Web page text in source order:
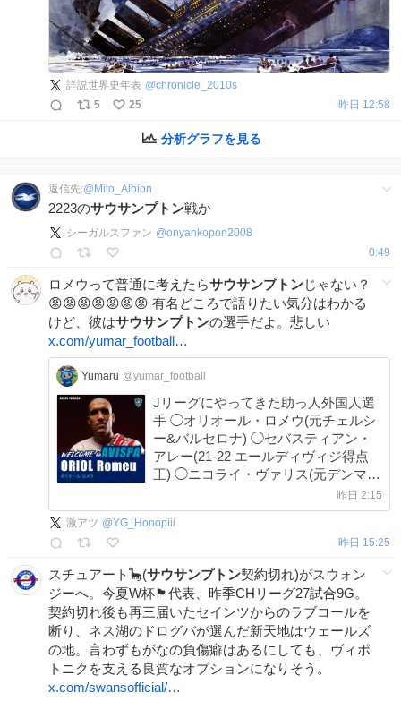
詳説世界史年表 @chronicle_2010s
5
25 昨日 12:58
分析グラフを見る
返信先:@ Mito_Albion
2223のサウサンプトン戦か
シーガルスファン @onyankopon2008
0:49
ロメウって普通に考えたらサウサンプトンじゃない？
😡😡😡😡😡😡😡 有名どころで語りたい気分はわかる
けど、彼はサウサンプトンの選手だよ。悲しい
x.com/yumar_football…
Yumaru @yumar_football
Jリーグにやってきた助っ人外国人選
手 ◯オリオール・ロメウ(元チェルシ
ー&バルセロナ) ◯セバスティアン・
アレー(21-22 エールディヴィジ得点
王) ◯ニコライ・ヴァリス(元デンマー
ク代表) ◯ジャクソン・アーバイン(北
中米W杯 オーストラリア代表)
昨日 2:15
激アツ @YG_Honopiii
昨日 15:25
スチュアート🦕(サウサンプトン契約切れ)がスウォン
ジーへ。今夏W杯🏴󠁧󠁢󠁳󠁣󠁴󠁿代表、昨季CHリーグ27試合9G。
契約切れ後も再三届いたセインツからのラブコールを
断り、ネス湖のドログバが選んだ新天地はウェールズ
の地。言わずもがなの負傷癖はあるにしても、ヴィポ
トニクを支える良質なオプションになりそう。
x.com/swansofficial/…